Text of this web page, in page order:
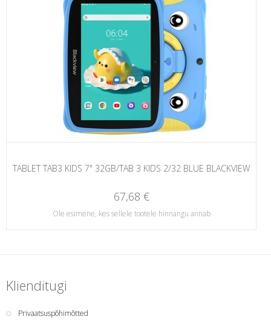
TABLET TAB3 KIDS 7" 32GB/TAB 3 KIDS 2/32 BLUE BLACKVIEW
67,68 €
Ole esimene, kes sellele tootele hinnangu annab
Klienditugi
Privaatsuspõhimõtted